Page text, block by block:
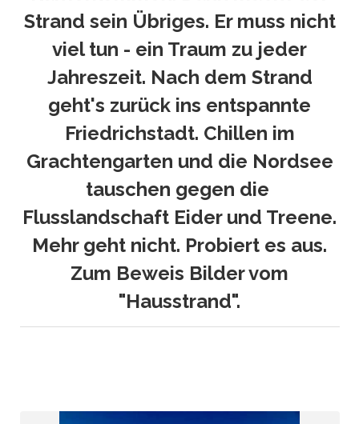
Strand sein Übriges. Er muss nicht
viel tun - ein Traum zu jeder
Jahreszeit. Nach dem Strand
geht's zurück ins entspannte
Friedrichstadt. Chillen im
Grachtengarten und die Nordsee
tauschen gegen die
Flusslandschaft Eider und Treene.
Mehr geht nicht. Probiert es aus.
Zum Beweis Bilder vom
"Hausstrand".